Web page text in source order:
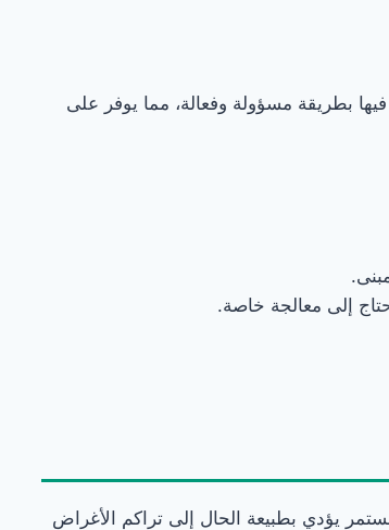
بطريقة مسؤولة وفعالة، مما يوفر على
إلى معالجة خاصة.
يؤدي بطبيعة الحال إلى تراكم الأغراض